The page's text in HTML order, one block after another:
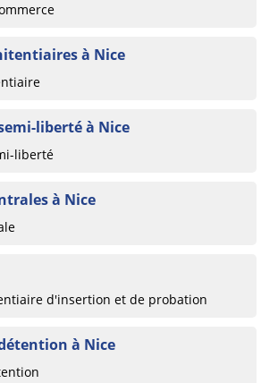
à Nice
liberté à Nice
liberté
à Nice
d'insertion et de probation
à Nice